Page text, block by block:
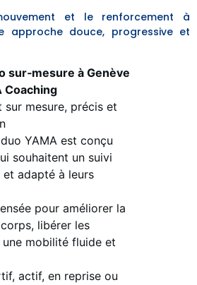
et le renforcement à
approche douce, progressive et
sur‑mesure à Genève
Coaching
sur mesure, précis et
YAMA est conçu
souhaitent un suivi
adapté à leurs
pour améliorer la
libérer les
mobilité fluide et
actif, en reprise ou